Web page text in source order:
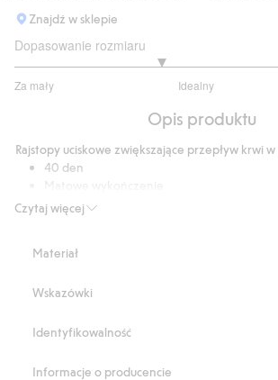
Znajdź w sklepie
Dopasowanie rozmiaru
Za mały Idealny
na
15
głosów
Opis produktu
Czytaj więcej
Rajstopy uciskowe zwiększające przepływ krwi
40 den
Średnie podtrzymanie
Klin w kroku
Numer artykułu
Materiał
Wskazówki
Identyfikowalność
Informacje o producencie